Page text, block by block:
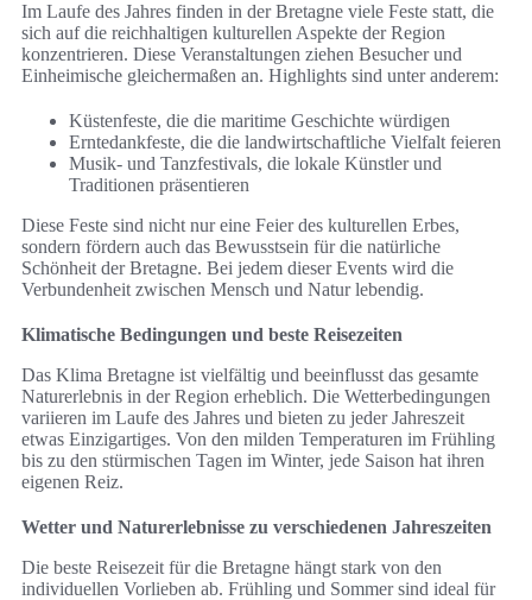
Im Laufe des Jahres finden in der Bretagne viele Feste statt, die
sich auf die reichhaltigen kulturellen Aspekte der Region
konzentrieren. Diese Veranstaltungen ziehen Besucher und
Einheimische gleichermaßen an. Highlights sind unter anderem:
Küstenfeste, die die maritime Geschichte würdigen
Erntedankfeste, die die landwirtschaftliche Vielfalt feieren
Musik- und Tanzfestivals, die lokale Künstler und
Traditionen präsentieren
Diese Feste sind nicht nur eine Feier des kulturellen Erbes,
sondern fördern auch das Bewusstsein für die natürliche
Schönheit der Bretagne. Bei jedem dieser Events wird die
Verbundenheit zwischen Mensch und Natur lebendig.
Klimatische Bedingungen und beste Reisezeiten
Das Klima Bretagne ist vielfältig und beeinflusst das gesamte
Naturerlebnis in der Region erheblich. Die Wetterbedingungen
variieren im Laufe des Jahres und bieten zu jeder Jahreszeit
etwas Einzigartiges. Von den milden Temperaturen im Frühling
bis zu den stürmischen Tagen im Winter, jede Saison hat ihren
eigenen Reiz.
Wetter und Naturerlebnisse zu verschiedenen Jahreszeiten
Die beste Reisezeit für die Bretagne hängt stark von den
individuellen Vorlieben ab. Frühling und Sommer sind ideal für